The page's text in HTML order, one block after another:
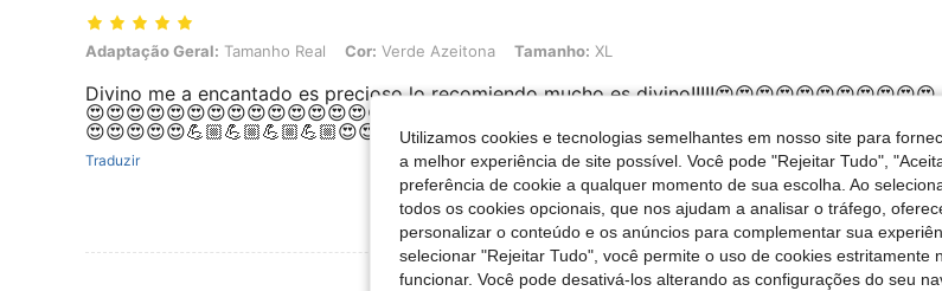
Adaptação Geral: Tamanho Real, Cor: Verde Azeitona, Tamanho: XL
Adaptação Geral: Tamanho Real Cor: Verde Azeitona Tamanho: XL
Divino me a encantado es precioso lo recomiendo mucho es divino!!!!!😍😍😍😍😍😍😍😍😍😍😍
😍😍😍😍😍😍😍😍😍😍😍😍😍😍😍😍😍😍😍😍😍😍😍😍😍😍😍😍😍😍😍😍😍😍😍😍😍😍😍😍😍😍
😍😍😍😍😍💪🏼💪🏼💪🏼💪🏼😍😍😍😍😍😍😍
Traduzir
Útil (0)
Ver Mais Avaliações
Utilizamos cookies e tecnologias semelhantes em nosso site para
a melhor experiência de site possível. Você pode "Rejeitar Tudo",
preferência de cookie a qualquer momento de sua escolha. Ao
todos os cookies opcionais, que nos ajudam a analisar o tráfego,
personalizar o conteúdo e os anúncios para complementar sua
selecionar "Rejeitar Tudo", você permite o uso de cookies estritamente
funcionar. Você pode desativá-los alterando as configurações do seu